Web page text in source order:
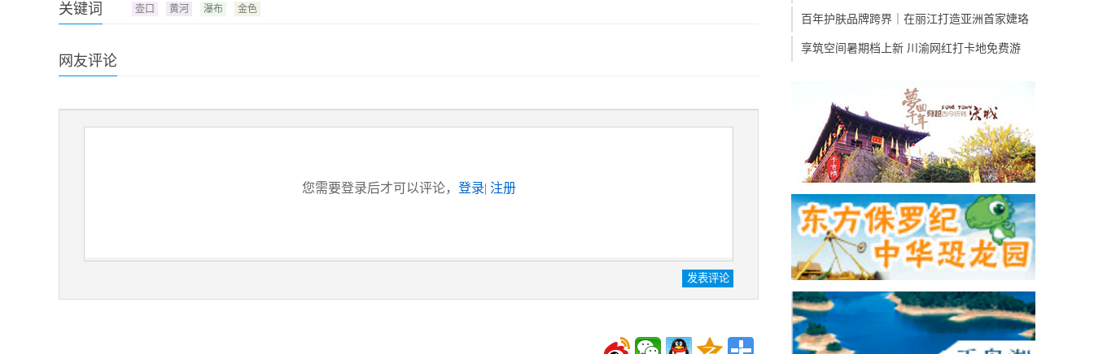
关键词 壶口 黄河 瀑布 金色
网友评论
您需要登录后才可以评论， 登录| 注册
百年护肤品牌跨界｜在丽江打造亚洲首家婕珞
享筑空间暑期档上新 川渝网红打卡地免费游